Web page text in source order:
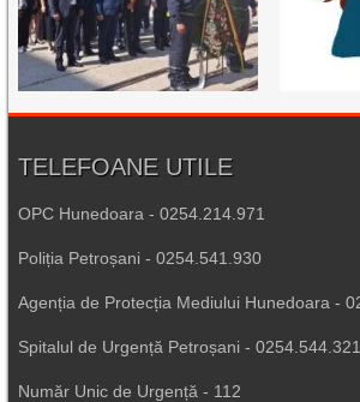
TELEFOANE UTILE
OPC Hunedoara - 0254.214.971
Poliția Petroșani - 0254.541.930
Agenția de Protecția Mediului Hunedoara -
Spitalul de Urgență Petroșani - 0254.544.321
Număr Unic de Urgență - 112